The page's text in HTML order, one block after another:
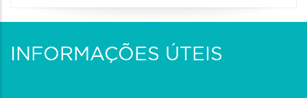
INFORMAÇÕES ÚTEIS